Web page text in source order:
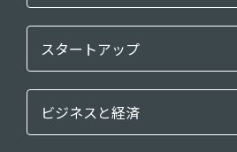
スタートアップ
ビジネスと経済